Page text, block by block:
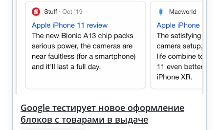
Google тестирует новое оформление
блоков с товарами в выдаче